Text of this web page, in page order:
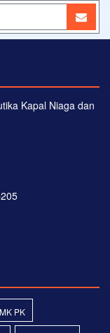
Kapal Niaga dan
PK